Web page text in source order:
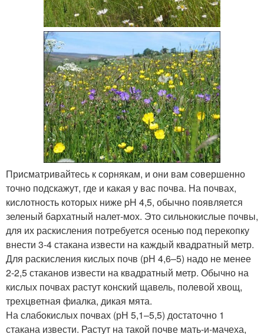
Присматривайтесь к сорнякам, и они вам совершенно
точно подскажут, где и какая у вас почва. На почвах,
кислотность которых ниже pH 4,5, обычно появляется
зеленый бархатный налет-мох. Это сильнокислые почвы,
для их раскисления потребуется осенью под перекопку
внести 3-4 стакана извести на каждый квадратный метр.
Для раскисления кислых почв (рН 4,6–5) надо не менее
2-2,5 стаканов извести на квадратный метр. Обычно на
кислых почвах растут конский щавель, полевой хвощ,
трехцветная фиалка, дикая мята.
На слабокислых почвах (рН 5,1–5,5) достаточно 1
стакана извести. Растут на такой почве мать-и-мачеха,